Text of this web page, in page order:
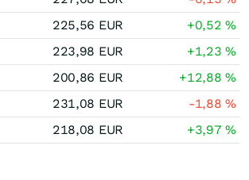
225,56 EUR +0,52%
223,98 EUR +1,23%
200,86 EUR +12,88%
231,08 EUR -1,88%
218,08 EUR +3,97%